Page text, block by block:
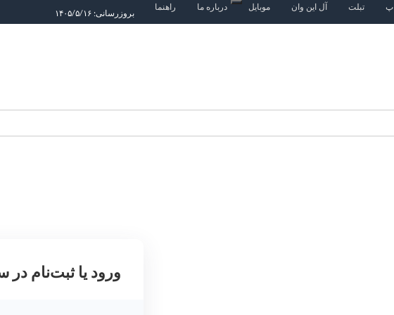
تبلت آل این وان موبایل درباره ما راهنما
بروزرسانی: ۱۴۰۵/۵/۱۶
ورود یا ثبت‌نام در